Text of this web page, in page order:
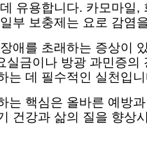
유용합니다. 카모마일
부 보충제는 요로 감
애를 초래하는 증상이
금이나 방광 과민증의
는 데 필수적인 실천입
는 핵심은 올바른 예방
건강과 삶의 질을 향상